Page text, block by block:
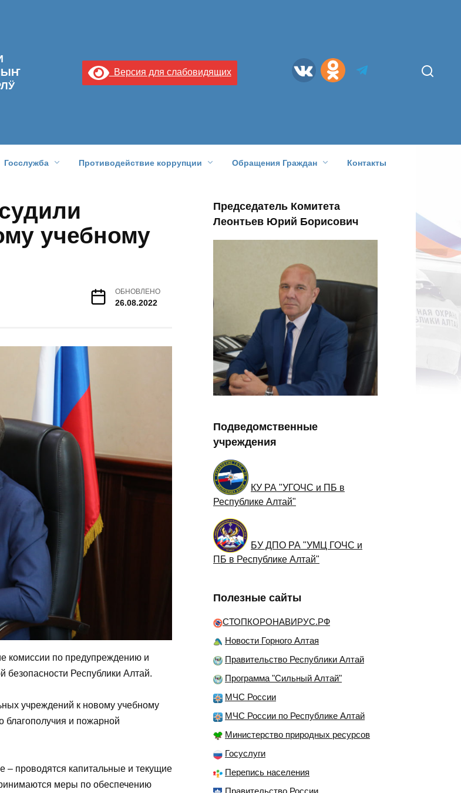
Версия для слабовидящих
Госслужба Противодействие коррупции Обращения Граждан Контакты
учебному
ОБНОВЛЕНО
26.08.2022
комиссии по предупреждению и
Республики Алтай.
учреждений к новому учебному
благополучия и пожарной
– проводятся капитальные и текущие
меры по обеспечению
Председатель Комитета
Леонтьев Юрий Борисович
Подведомственные
учреждения
КУ РА "УГОЧС и ПБ в
Республике Алтай"
БУ ДПО РА "УМЦ ГОЧС и
ПБ в Республике Алтай"
Полезные сайты
СТОПКОРОНАВИРУС.РФ
Новости Горного Алтая
Правительство Республики Алтай
Программа "Сильный Алтай"
МЧС России
МЧС России по Республике Алтай
Министерство природных ресурсов
Госуслуги
Перепись населения